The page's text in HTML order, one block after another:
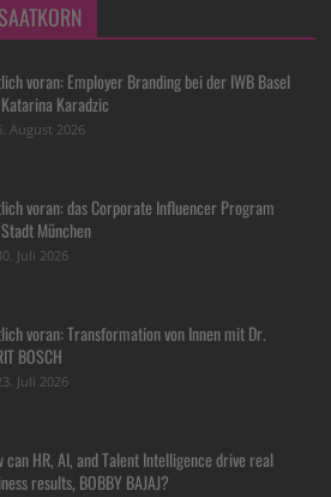
voran: Employer Branding bei der IWB Basel
Karadzic
August 2026
voran: das Corporate Influencer Program
München
Juli 2026
voran: Transformation von Innen mit Dr.
BOSCH
Juli 2026
can HR, AI, and Talent Intelligence drive real
results, BOBBY BAJAJ?